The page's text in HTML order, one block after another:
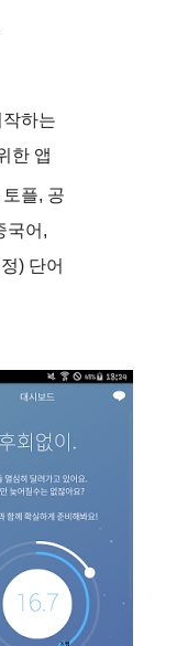
하는
한 앱
플, 공
국어,
) 단어